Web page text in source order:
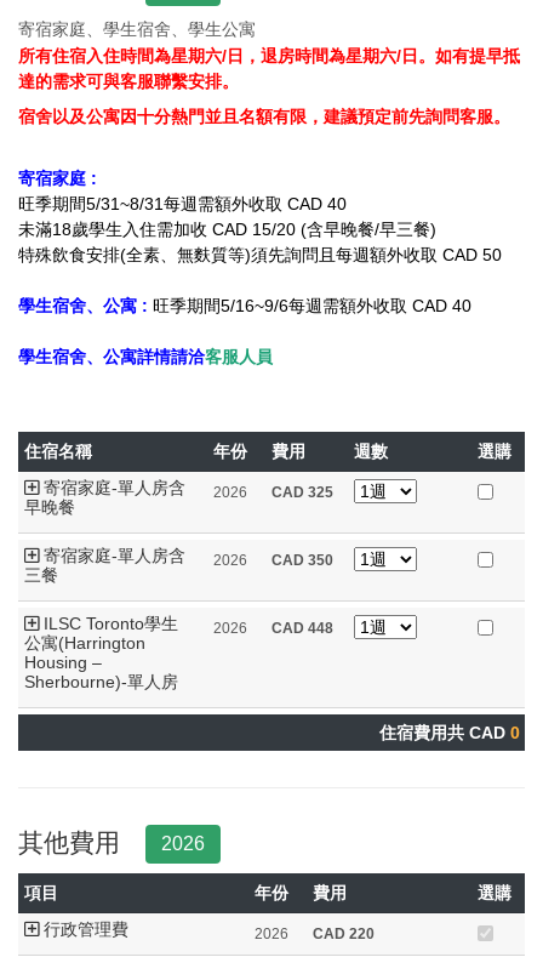
寄宿家庭、學生宿舍、學生公寓
所有住宿入住時間為星期六/日，退房時間為星期六/日。 如有提早抵
達的需求可與客服聯繫安排。
宿舍以及公寓因十分熱門並且名額有限，建議預定前先詢問客服。
寄宿家庭 :
旺季期間5/31~8/31每週需額外收取 CAD 40
未滿18歲學生入住需加收 CAD 15/20 (含早晚餐/早三餐)
特殊飲食安排(全素、無麩質等)須先詢問且每週額外收取 CAD 50
學生宿舍、公寓 : 旺季期間5/16~9/6每週需額外收取 CAD 40
學生宿舍、公寓詳情請洽客服人員
住宿名稱 年份 費用 週數
選購
寄宿家庭-單人房含
早晚餐
2026 CAD 325
寄宿家庭-單人房含
三餐
2026 CAD 350
ILSC Toronto學生
公寓(Harrington
Housing –
Sherbourne)-單人房
2026 CAD 448
住宿費用共 CAD 0
其他費用 2026
項目 年份 費用
選購
行政管理費
2026 CAD 220